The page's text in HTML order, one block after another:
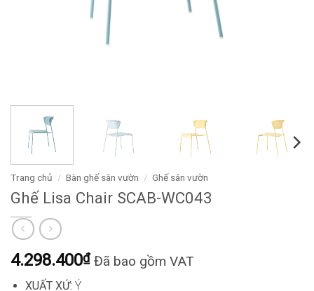
Trang chủ / Bàn ghế sân vườn / Ghế sân vườn
Ghế Lisa Chair SCAB-WC043
4.298.400₫ Đã bao gồm VAT
XUẤT XỨ: Ý